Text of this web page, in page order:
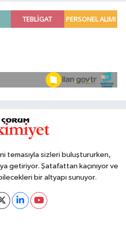
temasıyla sizleri buluştururken,
getiriyor. Şatafattan kaçınıyor ve
bir altyapı sunuyor.